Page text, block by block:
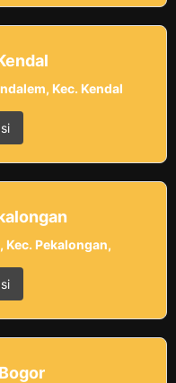
Kec. Kendal
Kec. Pekalongan,